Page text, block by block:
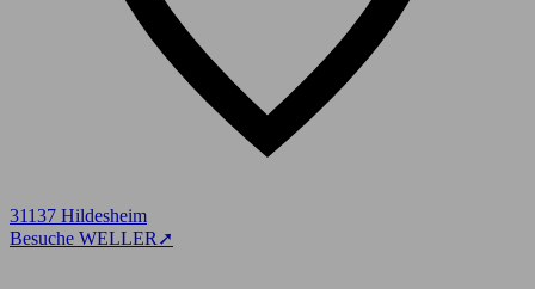
31137 Hildesheim
Besuche WELLER ➚